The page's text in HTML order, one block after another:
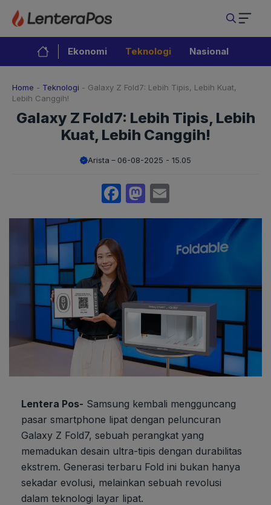
Langsung
isi
Ekonomi Teknologi Nasional
Home - Teknologi - Galaxy Z Fold7: Lebih Tipis, Lebih Kuat,
Lebih Canggih!
Galaxy Z Fold7: Lebih Tipis, Lebih
Kuat, Lebih Canggih!
Arista 06-08-2025 - 15.05
Facebook
Mastodon
Lentera Pos- Samsung kembali mengguncang
pasar smartphone lipat dengan peluncuran
Galaxy Z Fold7, sebuah perangkat yang
memadukan desain ultra-tipis dengan durabilitas
ekstrem. Generasi terbaru Fold ini bukan hanya
sekadar evolusi, melainkan sebuah revolusi
dalam teknologi layar lipat.